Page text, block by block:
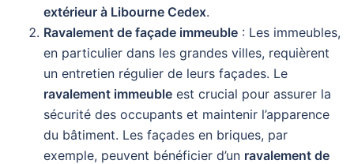
extérieur à Libourne Cedex.
Ravalement de façade immeuble : Les immeubles,
en particulier dans les grandes villes, requièrent
un entretien régulier de leurs façades. Le
ravalement immeuble est crucial pour assurer la
sécurité des occupants et maintenir l’apparence
du bâtiment. Les façades en briques, par
exemple, peuvent bénéficier d’un ravalement de